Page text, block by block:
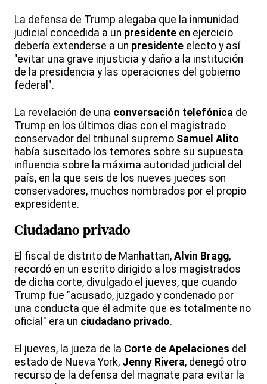
La defensa de Trump alegaba que la inmunidad
judicial concedida a un presidente en ejercicio
debería extenderse a un presidente electo y así
"evitar una grave injusticia y daño a la institución
de la presidencia y las operaciones del gobierno
federal".
La revelación de una conversación telefónica de
Trump en los últimos días con el magistrado
conservador del tribunal supremo Samuel Alito
había suscitado los temores sobre su supuesta
influencia sobre la máxima autoridad judicial del
país, en la que seis de los nueves jueces son
conservadores, muchos nombrados por el propio
expresidente.
Ciudadano privado
El fiscal de distrito de Manhattan, Alvin Bragg,
recordó en un escrito dirigido a los magistrados
de dicha corte, divulgado el jueves, que cuando
Trump fue "acusado, juzgado y condenado por
una conducta que él admite que es totalmente no
oficial" era un ciudadano privado.
El jueves, la jueza de la Corte de Apelaciones del
estado de Nueva York, Jenny Rivera, denegó otro
recurso de la defensa del magnate para evitar la